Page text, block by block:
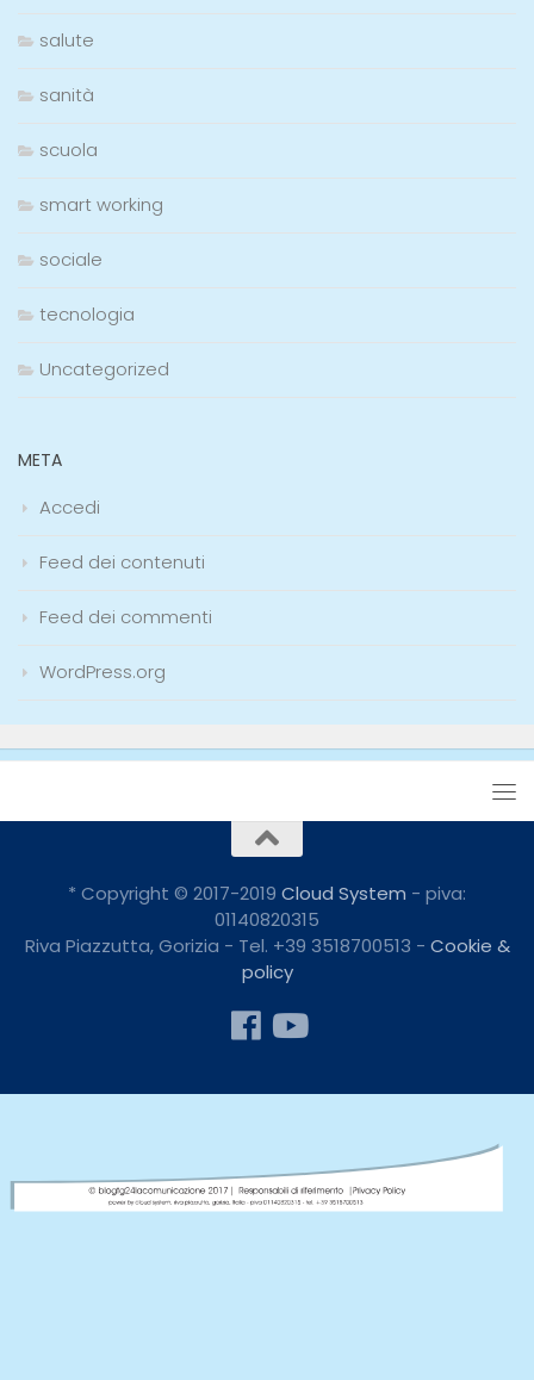
salute
sanità
scuola
smart working
sociale
tecnologia
Uncategorized
META
Accedi
Feed dei contenuti
Feed dei commenti
WordPress.org
* Copyright © 2017-2019 Cloud System - piva:
01140820315
Riva Piazzutta, Gorizia - Tel. +39 3518700513 - Cookie &
policy